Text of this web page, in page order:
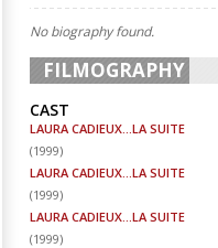
No biography found.
FILMOGRAPHY
CAST
LAURA CADIEUX...LA SUITE
(1999)
LAURA CADIEUX...LA SUITE
(1999)
LAURA CADIEUX...LA SUITE
(1999)